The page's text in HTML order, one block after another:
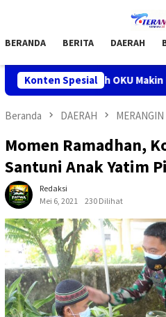
Mobile
BERANDA BERITA DAERAH
Konten Spesial
Barokah OKU Makin Dicintai
Beranda DAERAH MERANGIN
Momen Ramadhan,
Santuni Anak Yatim
Redaksi
Mei 6, 2021
230 Dilihat